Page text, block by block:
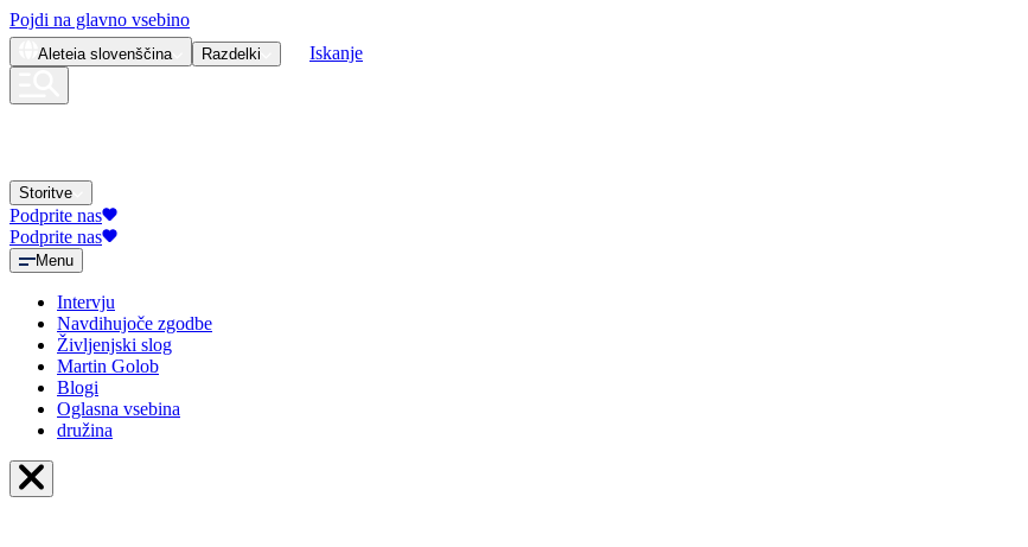
Pojdi na glavno vsebino
Aleteia slovenščina Razdelki Iskanje
Storitve
Podprite nas
Podprite nas
Menu
Intervju
Navdihujoče zgodbe
Življenjski slog
Martin Golob
Blogi
Oglasna vsebina
družina